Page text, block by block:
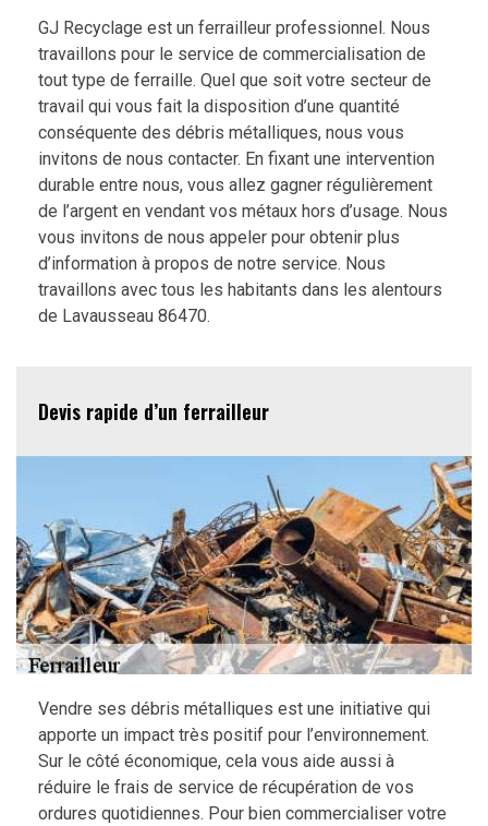
GJ Recyclage est un ferrailleur professionnel. Nous
travaillons pour le service de commercialisation de
tout type de ferraille. Quel que soit votre secteur de
travail qui vous fait la disposition d’une quantité
conséquente des débris métalliques, nous vous
invitons de nous contacter. En fixant une intervention
durable entre nous, vous allez gagner régulièrement
de l’argent en vendant vos métaux hors d’usage. Nous
vous invitons de nous appeler pour obtenir plus
d’information à propos de notre service. Nous
travaillons avec tous les habitants dans les alentours
de Lavausseau 86470.
Devis rapide d’un ferrailleur
Vendre ses débris métalliques est une initiative qui
apporte un impact très positif pour l’environnement.
Sur le côté économique, cela vous aide aussi à
réduire le frais de service de récupération de vos
ordures quotidiennes. Pour bien commercialiser votre